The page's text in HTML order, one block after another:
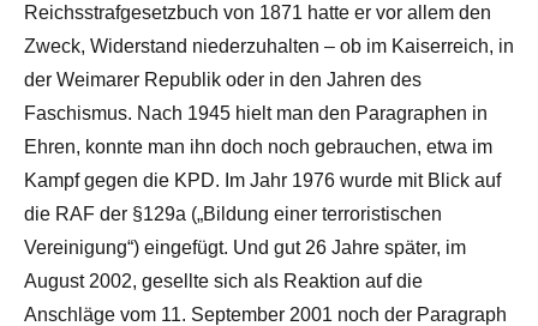
Reichsstrafgesetzbuch von 1871 hatte er vor allem den
Zweck, Widerstand niederzuhalten – ob im Kaiserreich, in
der Weimarer Republik oder in den Jahren des
Faschismus. Nach 1945 hielt man den Paragraphen in
Ehren, konnte man ihn doch noch gebrauchen, etwa im
Kampf gegen die KPD. Im Jahr 1976 wurde mit Blick auf
die RAF der §129a („Bildung einer terroristischen
Vereinigung“) eingefügt. Und gut 26 Jahre später, im
August 2002, gesellte sich als Reaktion auf die
Anschläge vom 11. September 2001 noch der Paragraph